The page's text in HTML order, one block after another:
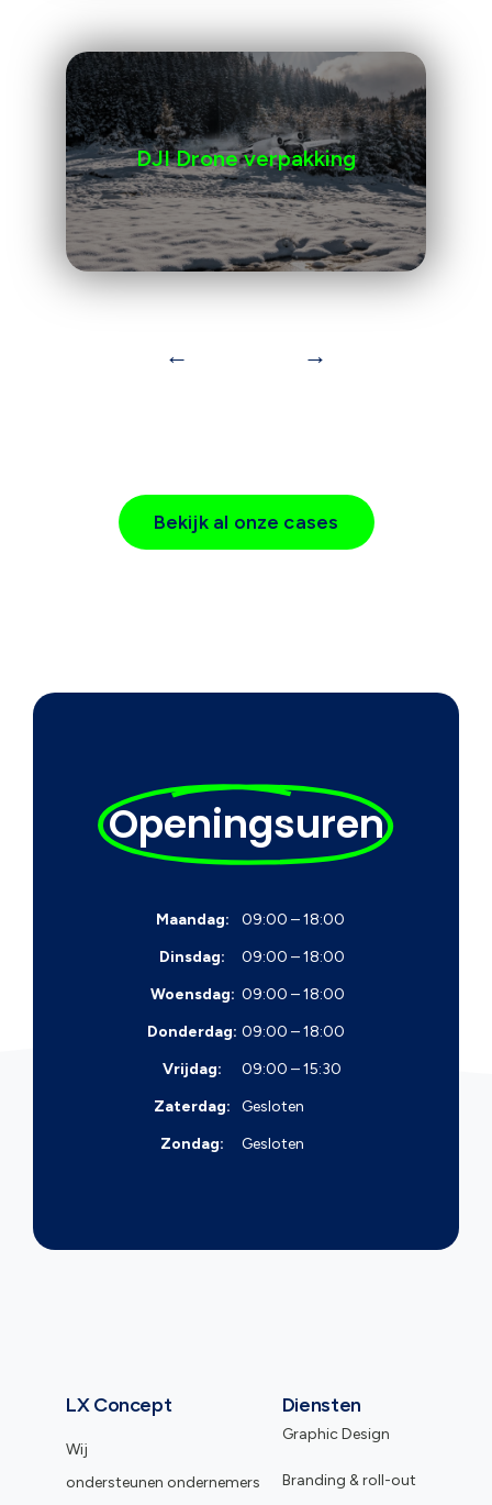
DJI Drone verpakking
← →
Bekijk al onze cases
Openingsuren
Maandag:
09:00 – 18:00
Dinsdag:
09:00 – 18:00
Woensdag: 09:00 – 18:00
Donderdag: 09:00 – 18:00
Vrijdag:
09:00 – 15:30
Zaterdag:
Gesloten
Zondag:
Gesloten
LX Concept
Wij
ondersteunen ondernemers
Diensten
Graphic Design
Branding & roll-out